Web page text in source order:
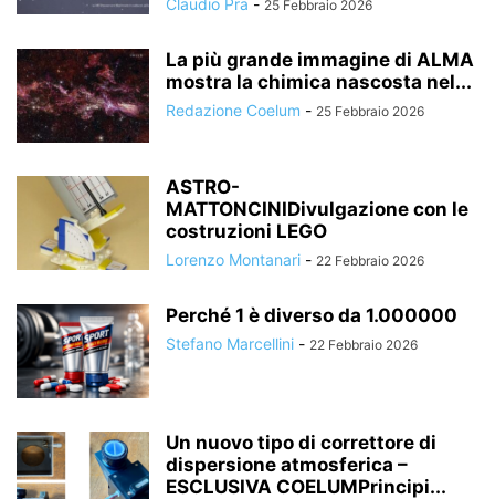
Claudio Pra - 25 Febbraio 2026
La più grande immagine di ALMA
mostra la chimica nascosta nel...
Redazione Coelum - 25 Febbraio 2026
ASTRO-
MATTONCINIDivulgazione con le
costruzioni LEGO
Lorenzo Montanari - 22 Febbraio 2026
Perché 1 è diverso da 1.000000
Stefano Marcellini - 22 Febbraio 2026
Un nuovo tipo di correttore di
dispersione atmosferica –
ESCLUSIVA COELUMPrincipi...